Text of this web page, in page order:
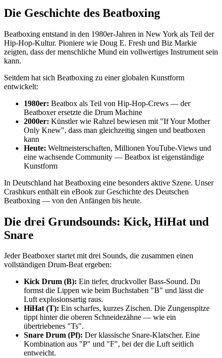
Die Geschichte des Beatboxing
Beatboxing entstand in den 1980er-Jahren in New York als Teil der
Hip-Hop-Kultur. Pioniere wie Doug E. Fresh und Biz Markie
zeigten, dass der menschliche Mund ein vollwertiges Instrument sein
kann.
Seitdem hat sich Beatboxing zu einer globalen Kunstform
entwickelt:
1980er: Beatbox als Teil von Hip-Hop-Crews — der
Beatboxer ersetzte die Drum Machine
2000er: Künstler wie Rahzel bewiesen mit "If Your Mother
Only Knew", dass man gleichzeitig singen und beatboxen
kann
Heute: Weltmeisterschaften, Millionen YouTube-Views und
eine wachsende Community — Beatbox ist eigenständige
Kunstform
In Deutschland hat Beatboxing eine besonders aktive Szene. Unser
Crashkurs enthält ein eBook zur Geschichte des Deutschen
Beatboxing — von den Anfängen bis heute.
Die drei Grundsounds: Kick, HiHat und
Snare
Jeder Beatboxer startet mit drei Sounds, die zusammen einen
vollständigen Drum-Beat ergeben:
Kick Drum (B): Ein tiefer, druckvoller Bass-Sound. Du
formst die Lippen wie beim Buchstaben "B" und lässt die
Luft explosionsartig raus.
HiHat (T): Ein scharfes, kurzes Zischen. Die Zungenspitze
tippt hinter die oberen Schneidezähne — wie ein
übertriebenes "Ts".
Snare Drum (Pf): Der klassische Snare-Klatscher. Eine
Kombination aus "P" und "F", bei der die Luft seitlich
entweicht.